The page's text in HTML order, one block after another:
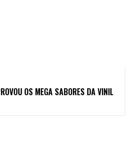
OS MEGA SABORES DA VINIL